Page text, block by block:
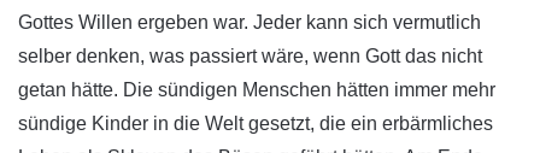
Gottes Willen ergeben war. Jeder kann sich vermutlich
selber denken, was passiert wäre, wenn Gott das nicht
getan hätte. Die sündigen Menschen hätten immer mehr
sündige Kinder in die Welt gesetzt, die ein erbärmliches